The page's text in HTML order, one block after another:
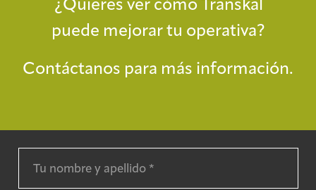
puede mejorar tu operativa?
Contáctanos para más información.